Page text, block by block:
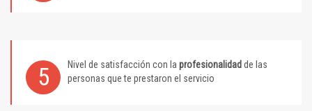
5 Nivel de satisfacción con la profesionalidad de las
personas que te prestaron el servicio